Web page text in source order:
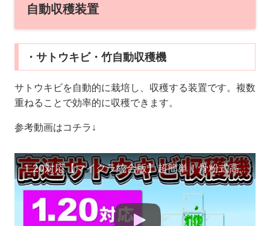
自動収穫装置
・サトウキビ・竹自動収穫機
サトウキビを自動的に栽培し、収穫する装置です。複数
重ねることで効率的に収穫できます。
参考動画はコチラ↓
1.20対応【マイクラ統合版】超簡単！骨粉式高速サトウキビ収穫機の作り方【PE/PS4/Switch/Xbox/Win10】ver1.19